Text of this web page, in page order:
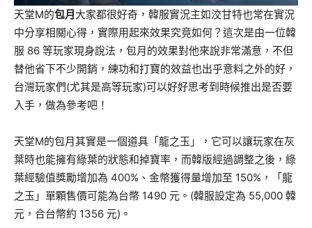
天堂M的包月大家都很好奇，韓服實況主如洨甘特也常在實況
中分享相關心得，實際用起來效果究竟如何？這次是由一位韓
服 86 等玩家現身說法，包月的效果對他來說非常滿意，不但
替他省下不少開銷，練功和打寶的效益也出乎意料之外的好，
台灣玩家們(尤其是高等玩家)可以好好思考到時候推出是否要
入手，做為參考吧！
天堂M的包月其實是一個道具「龍之玉」，它可以讓玩家在灰
葉時也能擁有綠葉的狀態和掉寶率，而韓版經過調整之後，綠
葉經驗值獎勵增加為 400%、金幣獲得量增加至 150%，「龍
之玉」單顆售價可能為台幣 1490 元。(韓服設定為 55,000 韓
元，合台幣約 1356 元)。